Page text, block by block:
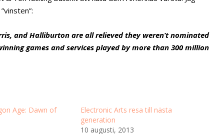
and Halliburton are all relieved they weren’t nominated
games and services played by more than 300 million
Age: Dawn of
Electronic Arts resa till nästa
generation
10 augusti, 2013